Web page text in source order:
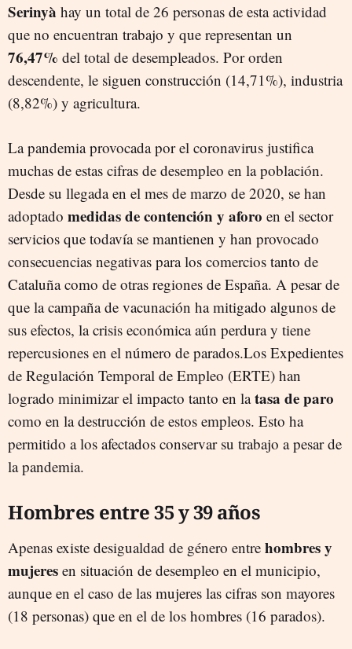
Serinyà hay un total de 26 personas de esta actividad
que no encuentran trabajo y que representan un
76,47% del total de desempleados. Por orden
descendente, le siguen construcción (14,71%), industria
(8,82%) y agricultura.
La pandemia provocada por el coronavirus justifica
muchas de estas cifras de desempleo en la población.
Desde su llegada en el mes de marzo de 2020, se han
adoptado medidas de contención y aforo en el sector
servicios que todavía se mantienen y han provocado
consecuencias negativas para los comercios tanto de
Cataluña como de otras regiones de España. A pesar de
que la campaña de vacunación ha mitigado algunos de
sus efectos, la crisis económica aún perdura y tiene
repercusiones en el número de parados.Los Expedientes
de Regulación Temporal de Empleo (ERTE) han
logrado minimizar el impacto tanto en latasa de paro
como en la destrucción de estos empleos. Esto ha
permitido a los afectados conservar su trabajo a pesar de
la pandemia.
Hombres entre 35 y 39 años
Apenas existe desigualdad de género entre hombres y
mujeres en situación de desempleo en el municipio,
aunque en el caso de las mujeres las cifras son mayores
(18 personas) que en el de los hombres (16 parados).